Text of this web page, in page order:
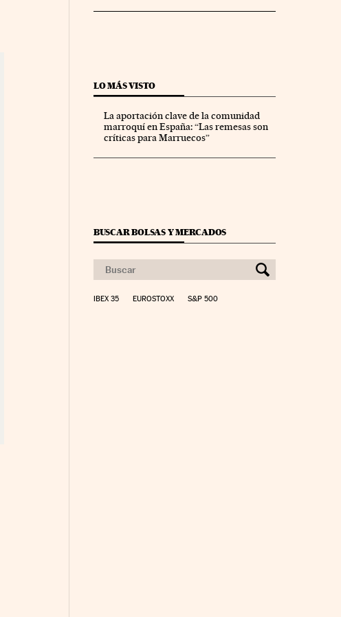
LO MÁS VISTO
La aportación clave de la comunidad
marroquí en España: “Las remesas son
críticas para Marruecos”
BUSCAR BOLSAS Y MERCADOS
IBEX 35 EUROSTOXX S&P 500